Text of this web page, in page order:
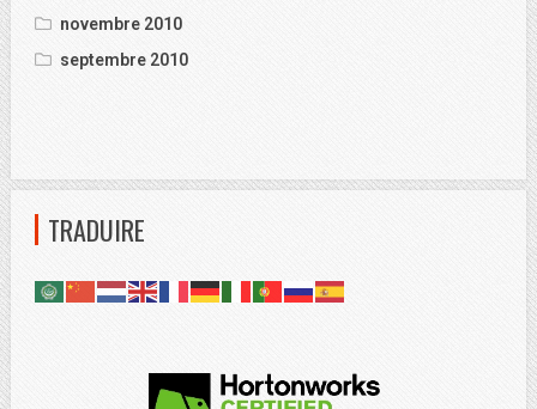
novembre 2010
septembre 2010
TRADUIRE